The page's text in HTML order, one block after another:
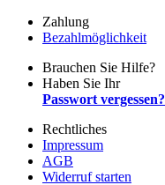
Zahlung
Bezahlmöglichkeit
Brauchen Sie Hilfe?
Haben Sie Ihr
Passwort vergessen?
Rechtliches
Impressum
AGB
Widerruf starten